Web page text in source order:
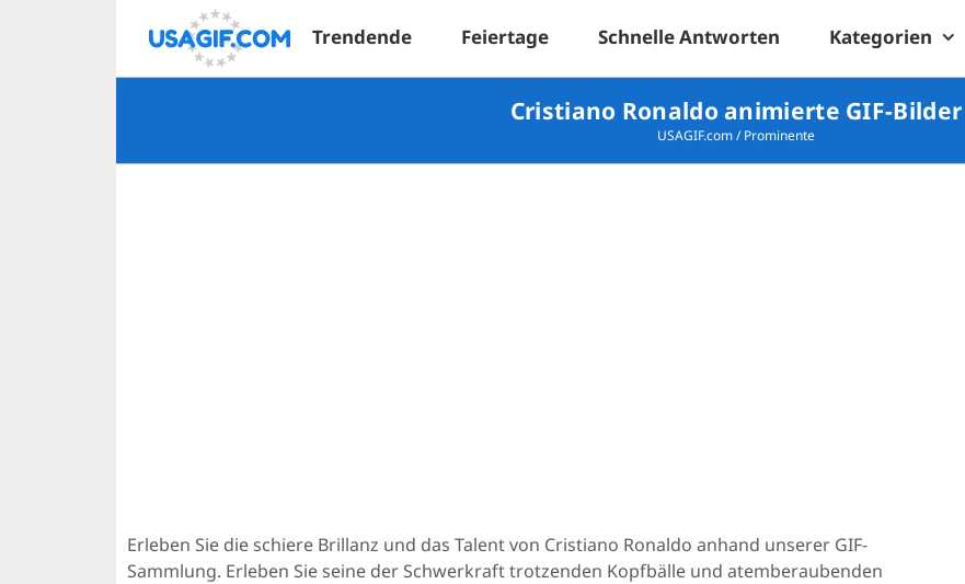
Trendende Feiertage Schnelle Antworten Kategorien
Cristiano Ronaldo animierte GIF-Bilder
USAGIF.com/Prominente
Erleben Sie die schiere Brillanz und das Talent von Cristiano Ronaldo anhand unserer GIF-
Sammlung. Erleben Sie seine der Schwerkraft trotzenden Kopfbälle und atemberaubenden